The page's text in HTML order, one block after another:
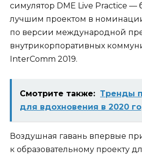
симулятор DME Live Practice —
лучшим проектом в номинации
по версии международной
внутрикорпоративных
InterComm 2019.
Смотрите также: Тренды
для вдохновения в 2020
Воздушная гавань впервые
к образовательному проекту